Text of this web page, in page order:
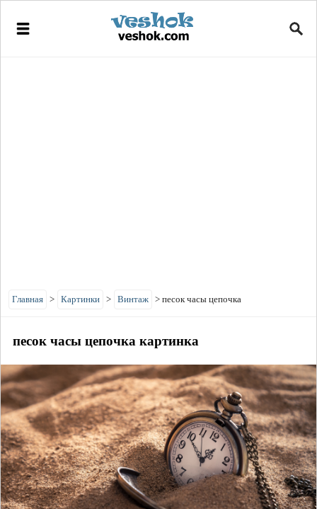
Главная > Картинки > Винтаж > песок часы цепочка
песок часы цепочка картинка